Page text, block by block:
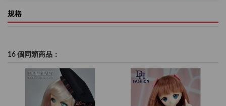
規格
16 個同類商品：